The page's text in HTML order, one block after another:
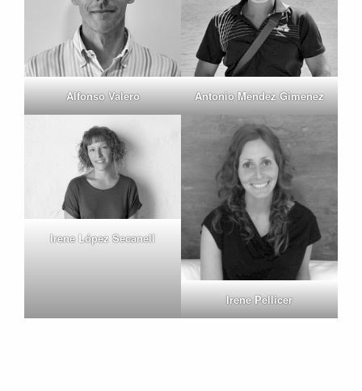
Alfonso Valero Antonio Méndez Gimenez
Irene López Secanell
Irene Pellicer